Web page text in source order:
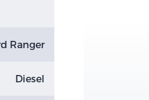
Ranger
Diesel